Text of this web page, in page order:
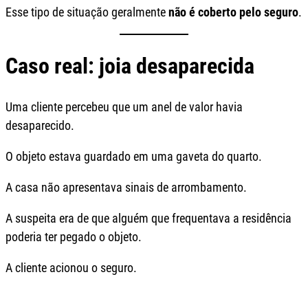
Esse tipo de situação geralmentenão é coberto pelo seguro.
Caso real: joia desaparecida
Uma cliente percebeu que um anel de valor havia
desaparecido.
O objeto estava guardado em uma gaveta do quarto.
A casa não apresentava sinais de arrombamento.
A suspeita era de que alguém que frequentava a residência
poderia ter pegado o objeto.
A cliente acionou o seguro.